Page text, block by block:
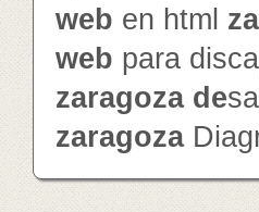
web en html
web para
zaragoza de
zaragoza